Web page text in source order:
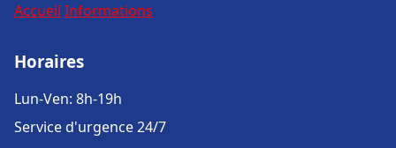
Accueil Informations
Horaires
Lun-Ven: 8h-19h
Service d'urgence 24/7